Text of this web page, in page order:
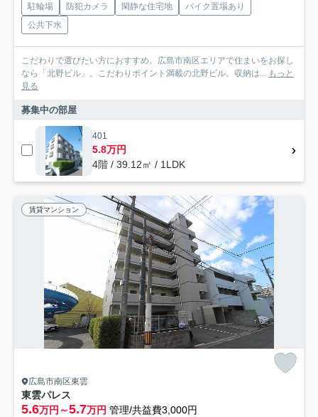
駐輪場 防犯カメラ 閑静な住宅地
バイク置場あり
公共下水
こだわりで選びたい方におすすめ。広島市南区エリアで住まいをお探し
なら「北野ビル」。こだわりポイント満載の北野ビル。収納は... もっと
見る
募集中の部屋
401
5.8万円
4階 / 39.12㎡ / 1LDK
賃貸マンション
広島市南区東雲
東雲パレス
5.6万円～5.7万円 管理/共益費3,000円